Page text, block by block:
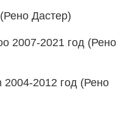
Дастер)
2007-2021 год (Рено
2012 год (Рено